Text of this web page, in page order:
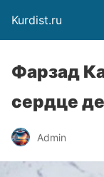
Kurdist.ru
Фарзад
сердце
Admin